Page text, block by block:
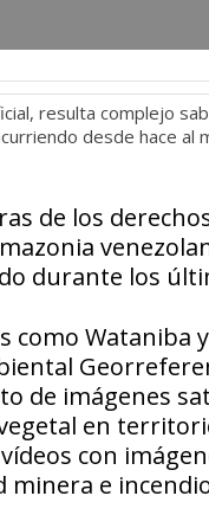
resulta complejo
desde hace al
de los
durante los
Wataniba
de imágenes
en
con
minera e